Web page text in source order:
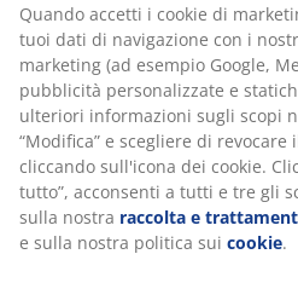
Specificazioni
Recensioni
(63)
Quando accetti i cookie di
tuoi dati di navigazione con i
marketing (ad esempio Google,
pubblicità personalizzate e
ulteriori informazioni sugli scopi
“Modifica” e scegliere di revocare
cliccando sull'icona dei cookie.
tutto”, acconsenti a tutti e tre gli
sulla nostra raccolta e
e sulla nostra politica sui cookie.